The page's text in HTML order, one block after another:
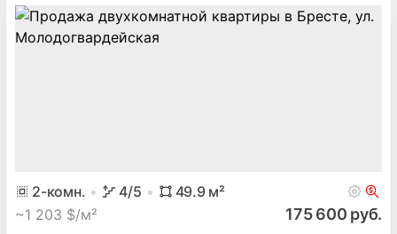
2-комн. 4/5 49.9м²
~1 203 $/м² 175 600 руб.